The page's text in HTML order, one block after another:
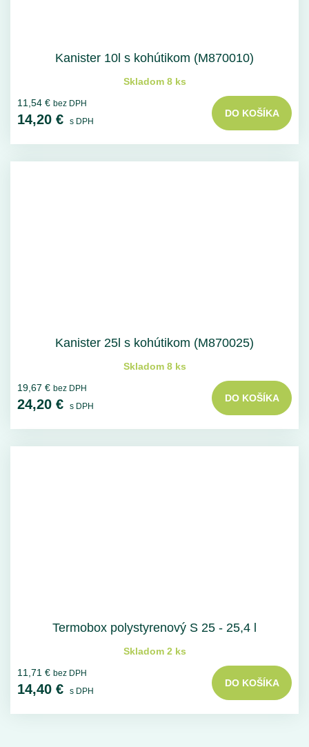
Kanister 10l s kohútikom (M870010)
Skladom 8 ks
11,54 € bez DPH
14,20 € s DPH
DO KOŠÍKA
Kanister 25l s kohútikom (M870025)
Skladom 8 ks
19,67 € bez DPH
24,20 € s DPH
DO KOŠÍKA
Termobox polystyrenový S 25 - 25,4 l
Skladom 2 ks
11,71 € bez DPH
14,40 € s DPH
DO KOŠÍKA